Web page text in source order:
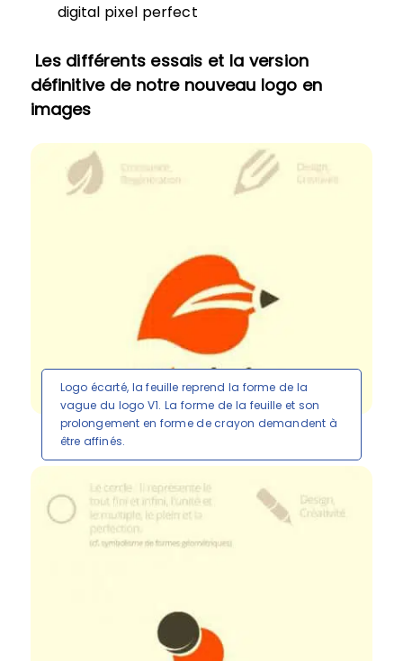
digital pixel perfect
Les différents essais et la version
définitive de notre nouveau logo en
images
Logo écarté, la feuille reprend la forme de la
vague du logo V1. La forme de la feuille et son
prolongement en forme de crayon demandent à
être affinés.